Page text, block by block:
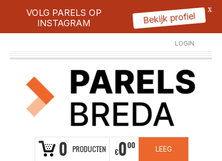
LOGIN
REGISTREER
0 PRODUCTEN €000 LEEG
VOLG PARELS OP
INSTAGRAM
Bekijk profiel
X